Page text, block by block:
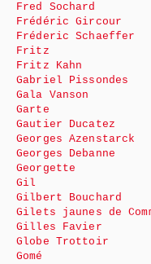
Fred Sochard
Frédéric Gircour
Fréderic Schaeffer
Fritz
Fritz Kahn
Gabriel Pissondes
Gala Vanson
Garte
Gautier Ducatez
Georges Azenstarck
Georges Debanne
Georgette
Gil
Gilbert Bouchard
Gilets jaunes de
Gilles Favier
Globe Trottoir
Gomé